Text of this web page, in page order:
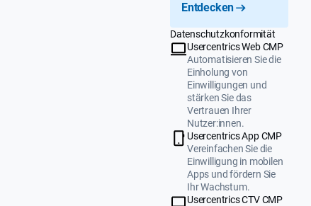
Entdecken
Datenschutzkonformität
Usercentrics Web CMP
Automatisieren Sie die
Einholung von
Einwilligungen und
stärken Sie das
Vertrauen Ihrer
Nutzer:innen.
Usercentrics App CMP
Vereinfachen Sie die
Einwilligung in mobilen
Apps und fördern Sie
Ihr Wachstum.
Usercentrics CTV CMP